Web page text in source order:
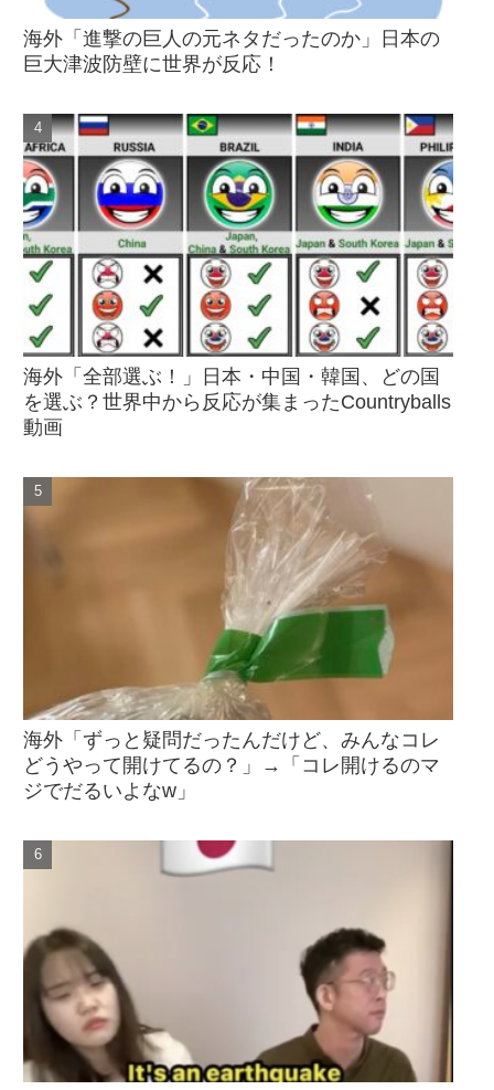
海外「進撃の巨人の元ネタだったのか」日本の
巨大津波防壁に世界が反応！
海外「全部選ぶ！」日本・中国・韓国、どの国
を選ぶ？世界中から反応が集まったCountryballs
動画
海外「ずっと疑問だったんだけど、みんなコレ
どうやって開けてるの？」→「コレ開けるのマ
ジでだるいよなw」